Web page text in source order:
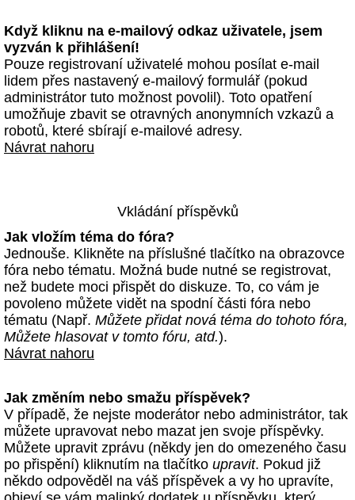
Když kliknu na e-mailový odkaz uživatele, jsem
vyzván k přihlášení!
Pouze registrovaní uživatelé mohou posílat e-mail
lidem přes nastavený e-mailový formulář (pokud
administrátor tuto možnost povolil). Toto opatření
umožňuje zbavit se otravných anonymních vzkazů a
robotů, které sbírají e-mailové adresy.
Návrat nahoru
Vkládání příspěvků
Jak vložím téma do fóra?
Jednouše. Klikněte na příslušné tlačítko na obrazovce
fóra nebo tématu. Možná bude nutné se registrovat,
než budete moci přispět do diskuze. To, co vám je
povoleno můžete vidět na spodní části fóra nebo
tématu (Např. Můžete přidat nová téma do tohoto fóra,
Můžete hlasovat v tomto fóru, atd.).
Návrat nahoru
Jak změním nebo smažu příspěvek?
V případě, že nejste moderátor nebo administrátor, tak
můžete upravovat nebo mazat jen svoje příspěvky.
Můžete upravit zprávu (někdy jen do omezeného času
po přispění) kliknutím na tlačítko upravit. Pokud již
někdo odpověděl na váš příspěvek a vy ho upravíte,